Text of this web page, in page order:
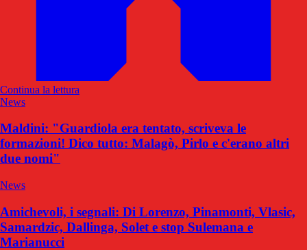
Continua la lettura
News
Maldini: "Guardiola era tentato, scriveva le
formazioni! Dico tutto: Malagò, Pirlo e c'erano altri
due nomi"
News
Amichevoli, i segnali: Di Lorenzo, Pinamonti, Vlasic,
Samardzic, Dallinga, Solet e stop Sulemana e
Marianucci